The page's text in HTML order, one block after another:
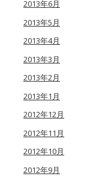
2013年6月
2013年5月
2013年4月
2013年3月
2013年2月
2013年1月
2012年12月
2012年11月
2012年10月
2012年9月